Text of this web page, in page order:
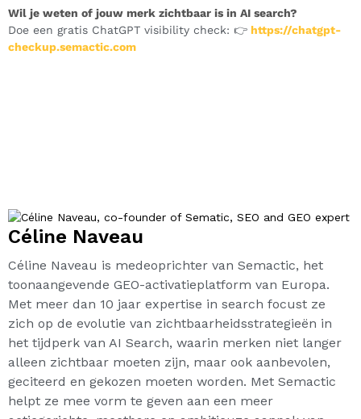
Wil je weten of jouw merk zichtbaar is in AI search?
Doe een gratis ChatGPT visibility check: 👉 https://chatgpt-
checkup.semactic.com
Céline Naveau
Céline Naveau is medeoprichter van Semactic, het
toonaangevende GEO-activatieplatform van Europa.
Met meer dan 10 jaar expertise in search focust ze
zich op de evolutie van zichtbaarheidsstrategieën in
het tijdperk van AI Search, waarin merken niet langer
alleen zichtbaar moeten zijn, maar ook aanbevolen,
geciteerd en gekozen moeten worden. Met Semactic
helpt ze mee vorm te geven aan een meer